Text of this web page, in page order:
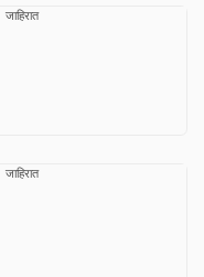
जाहिरात
जाहिरात